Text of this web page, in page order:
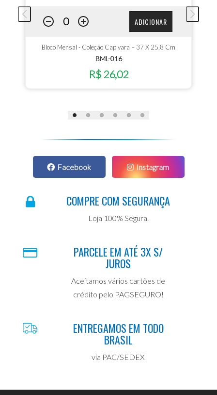
ADICIONAR
Bloco Mensal - Coleção Capivara – 37 X 25,8 Cm
BML-016
R$ 26,02
Facebook Instagram
COMPRE COM SEGURANÇA
Loja 100% Segura.
PARCELE EM ATÉ 3X S/
JUROS
Aceitamos vários cartões de
crédito pelo PAGSEGURO!
ENTREGAMOS EM TODO
BRASIL
via PAC/SEDEX